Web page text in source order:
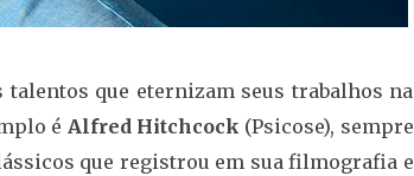
que eternizam seus trabalhos na
é Alfred Hitchcock (Psicose), sempre
que registrou em sua filmografia e